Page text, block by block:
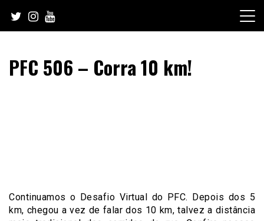
content
PFC 506 – Corra 10 km!
Continuamos o Desafio Virtual do PFC. Depois dos 5
km, chegou a vez de falar dos 10 km, talvez a distância